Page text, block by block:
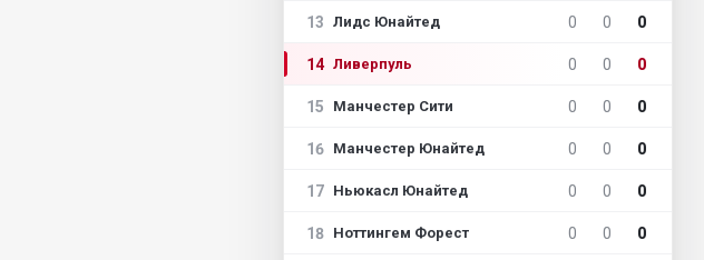
13 Лидс Юнайтед 0 0 0
14 Ливерпуль 0 0 0
15 Манчестер Сити 0 0 0
16 Манчестер Юнайтед 0 0 0
17 Ньюкасл Юнайтед 0 0 0
18 Ноттингем Форест 0 0 0